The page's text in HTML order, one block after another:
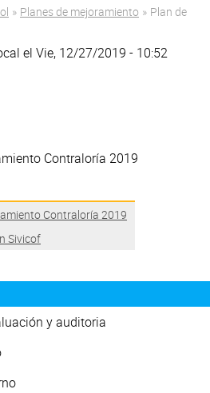
» Planes de mejoramiento » Plan de
el Vie, 12/27/2019 - 10:52
Contraloría 2019
Contraloría 2019
Sivicof
y auditoria